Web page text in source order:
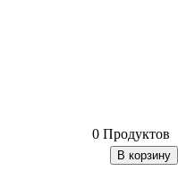
0 Продуктов
В корзину